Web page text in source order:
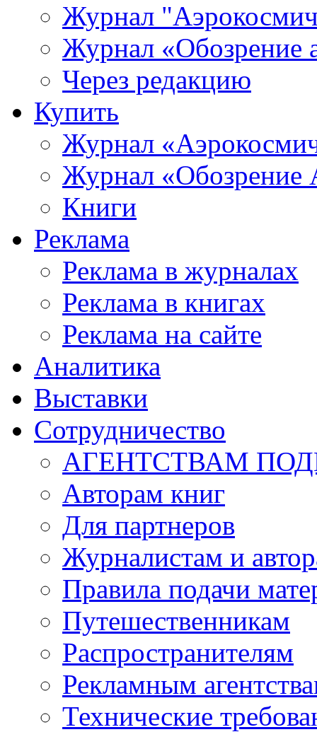
Журнал
Журнал «Обозрение
Через редакцию
Купить
Журнал
Журнал «Обозрение
Книги
Реклама
Реклама в журналах
Реклама в книгах
Реклама на сайте
Аналитика
Выставки
Сотрудничество
АГЕНТСТВАМ
Авторам книг
Для партнеров
Журналистам и
Правила подачи
Путешественникам
Распространителям
Рекламным
Технические